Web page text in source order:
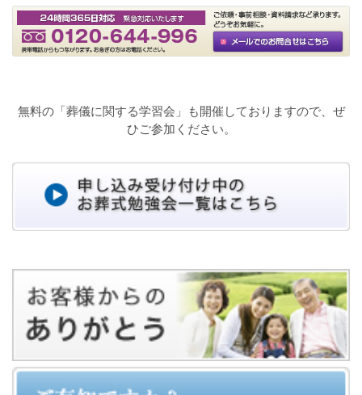
無料の「葬儀に関する学習会」も開催しておりますので、ぜ
ひご参加ください。